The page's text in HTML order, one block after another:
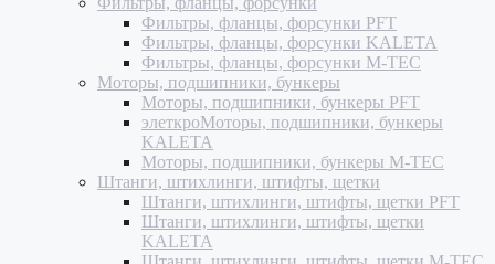
Фильтры, фланцы, форсунки PFT
Фильтры, фланцы, форсунки KALETA
Фильтры, фланцы, форсунки M-TEC
Моторы, подшипники, бункеры
Моторы, подшипники, бункеры PFT
элеткроМоторы, подшипники, бункеры
KALETA
Моторы, подшипники, бункеры M-TEC
Штанги, штихлинги, штифты, щетки
Штанги, штихлинги, штифты, щетки PFT
Штанги, штихлинги, штифты, щетки
KALETA